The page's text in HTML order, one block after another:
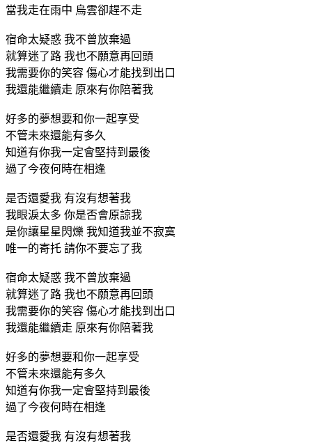
當我走在雨中 烏雲卻趕不走
宿命太疑惑 我不曾放棄過
就算迷了路 我也不願意再回頭
我需要你的笑容 傷心才能找到出口
我還能繼續走 原來有你陪著我
好多的夢想要和你一起享受
不管未來還能有多久
知道有你我一定會堅持到最後
過了今夜何時在相逢
是否還愛我 有沒有想著我
我眼淚太多 你是否會原諒我
是你讓星星閃爍 我知道我並不寂寞
唯一的寄托 請你不要忘了我
宿命太疑惑 我不曾放棄過
就算迷了路 我也不願意再回頭
我需要你的笑容 傷心才能找到出口
我還能繼續走 原來有你陪著我
好多的夢想要和你一起享受
不管未來還能有多久
知道有你我一定會堅持到最後
過了今夜何時在相逢
是否還愛我 有沒有想著我